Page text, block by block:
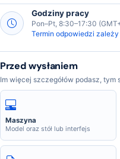
Godziny pracy
Pon–Pt, 8:30–17:30
Termin odpowiedzi
Przed wysłaniem
Im więcej szczegółów podasz,
Maszyna
Model oraz stół lub interfejs